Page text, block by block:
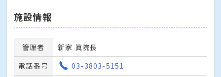
施設情報
管理者
新家 眞院長
電話番号
03-3803-5151